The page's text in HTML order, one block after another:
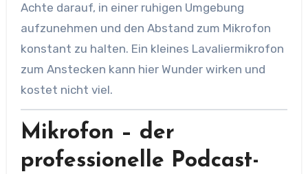
Achte darauf, in einer ruhigen Umgebung
aufzunehmen und den Abstand zum Mikrofon
konstant zu halten. Ein kleines Lavaliermikrofon
zum Anstecken kann hier Wunder wirken und
kostet nicht viel.
Mikrofon – der
professionelle Podcast-